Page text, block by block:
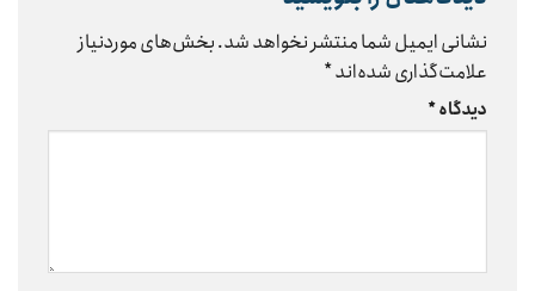
نشانی ایمیل شما منتشر نخواهد شد.بخش‌های موردنیاز
علامت‌گذاری شده‌اند*
دیدگاه*